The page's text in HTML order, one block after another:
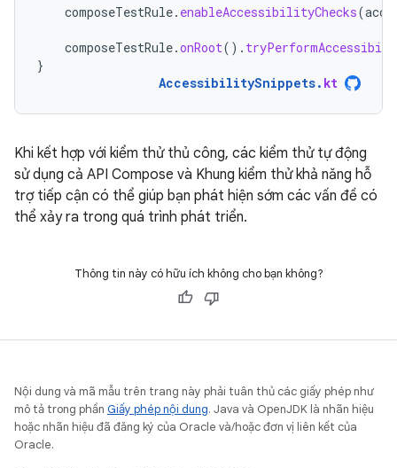
composeTestRule. enableAccessibilityChecks(
composeTestRule.onRoot().
}
AccessibilitySnippets. kt
Khi kết hợp với kiểm thử thủ công, các kiểm thử tự động
sử dụng cả API Compose và Khung kiểm thử khả năng hỗ
trợ tiếp cận có thể giúp bạn phát hiện sớm các vấn đề có
thể xảy ra trong quá trình phát triển.
Thông tin này có hữu ích không cho bạn không?
Nội dung và mã mẫu trên trang này phải tuân thủ các giấy phép như
mô tả trong phần Giấy phép nội dung. Java và OpenJDK là nhãn hiệu
hoặc nhãn hiệu đã đăng ký của Oracle và/hoặc đơn vị liên kết của
Oracle.